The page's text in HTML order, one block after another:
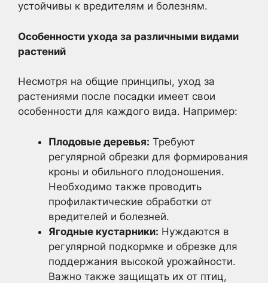
устойчивы к вредителям и болезням.
Особенности ухода за различными видами
растений
Несмотря на общие принципы, уход за
растениями после посадки имеет свои
особенности для каждого вида. Например:
Плодовые деревья: Требуют
регулярной обрезки для формирования
кроны и обильного плодоношения.
Необходимо также проводить
профилактические обработки от
вредителей и болезней.
Ягодные кустарники: Нуждаются в
регулярной подкормке и обрезке для
поддержания высокой урожайности.
Важно также защищать их от птиц,